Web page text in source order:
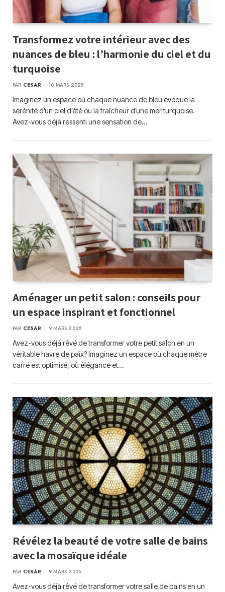
Transformez votre intérieur avec des
nuances de bleu : l’harmonie du ciel et du
turquoise
PAR CESAR 10 MARS 2025
Imaginez un espace où chaque nuance de bleu évoque la
sérénité d’un ciel d’été ou la fraîcheur d’une mer turquoise.
Avez-vous déjà ressenti une sensation de…
Aménager un petit salon : conseils pour
un espace inspirant et fonctionnel
PAR CESAR 9 MARS 2025
Avez-vous déjà rêvé de transformer votre petit salon en un
véritable havre de paix? Imaginez un espace où chaque mètre
carré est optimisé, où élégance et…
Révélez la beauté de votre salle de bains
avec la mosaïque idéale
PAR CESAR 9 MARS 2025
Avez-vous déjà rêvé de transformer votre salle de bains en un